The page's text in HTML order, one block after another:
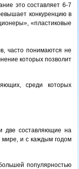
это составляет 6-7
конкуренцию в
«пластиковые
часто понимаются не
которых позволит
среди которых
две составляющие на
мире, и с каждым годом
популярностью